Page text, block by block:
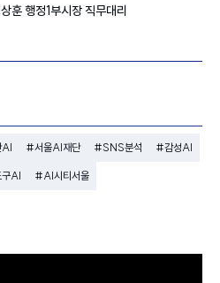
훈 행정1부시장 직무대리
AI #서울AI재단 #SNS분석 #감성AI
AI #AI시티서울